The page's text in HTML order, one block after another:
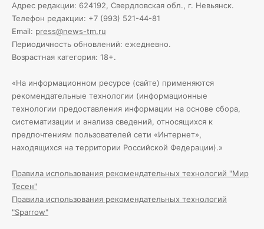
Адрес редакции: 624192, Свердловская обл., г. Невьянск.
Телефон редакции: +7 (993) 521-44-81
Email: press@news-tm.ru
Периодичность обновлений: ежедневно.
Возрастная категория: 18+.
«На информационном ресурсе (сайте) применяются
рекомендательные технологии (информационные
технологии предоставления информации на основе сбора,
систематизации и анализа сведений, относящихся к
предпочтениям пользователей сети «Интернет»,
находящихся на территории Российской Федерации).»
Правила использования рекомендательных технологий "Мир
Тесен"
Правила использования рекомендательных технологий
"Sparrow"